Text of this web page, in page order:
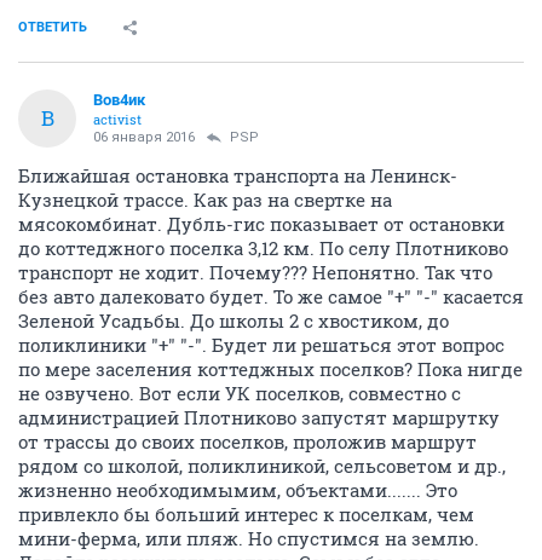
ОТВЕТИТЬ
В
Вов4ик
activist
06 января 2016 PSP
Ближайшая остановка транспорта на Ленинск-
Кузнецкой трассе. Как раз на свертке на
мясокомбинат. Дубль-гис показывает от остановки
до коттеджного поселка 3,12 км. По селу Плотниково
транспорт не ходит. Почему??? Непонятно. Так что
без авто далековато будет. То же самое "+" "-" касается
Зеленой Усадьбы. До школы 2 с хвостиком, до
поликлиники "+" "-". Будет ли решаться этот вопрос
по мере заселения коттеджных поселков? Пока нигде
не озвучено. Вот если УК поселков, совместно с
администрацией Плотниково запустят маршрутку
от трассы до своих поселков, проложив маршрут
рядом со школой, поликлиникой, сельсоветом и др.,
жизненно необходимымим, объектами....... Это
привлекло бы больший интерес к поселкам, чем
мини-ферма, или пляж. Но спустимся на землю.